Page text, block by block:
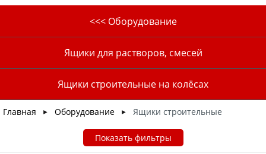
<<< Оборудование
Ящики для растворов, смесей
Ящики строительные на колёсах
Главная ► Оборудование ► Ящики строительные
Показать фильтры